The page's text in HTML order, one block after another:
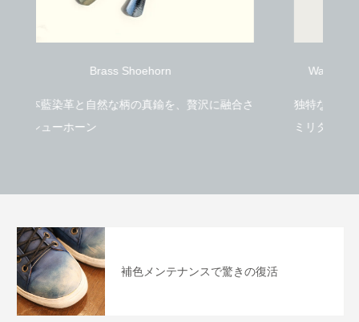
2025.11.21
store開催
2021.03.25
沢に融合さ
Wax Canvas × SUKUMO Leather Sneakers
独特な風合いとビンテージ感を楽しむ Bluestone
補色メンテナンスで驚きの復活